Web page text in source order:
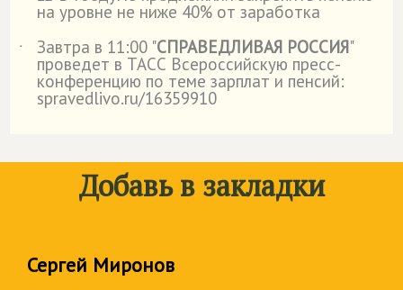
на уровне не ниже 40% от заработка
˙
Завтра в 11:00 "СПРАВЕДЛИВАЯ РОССИЯ"
проведет в ТАСС Всероссийскую пресс-
конференцию по теме зарплат и пенсий:
spravedlivo.ru/16359910
Добавь в закладки
Сергей Миронов